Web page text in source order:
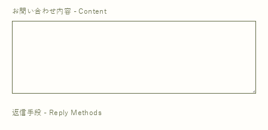
お問い合わせ内容 - Content
返信手段 - Reply Methods